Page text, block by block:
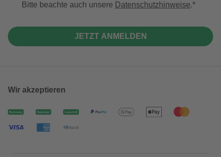
Bitte beachte auch unsere Datenschutzhinweise.
JETZT ANMELDEN
Wir akzeptieren